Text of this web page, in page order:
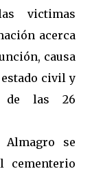
victimas
acerca
causa
civil y
de las 26
se
cementerio